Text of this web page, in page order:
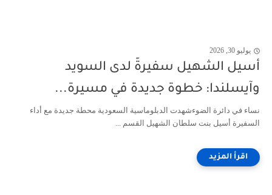
يوليو 30, 2026
أسيل الشهيل سفيرةً لدى السويد
وآيسلندا: خطوة جديدة في مسيرة...
نساء في دائرة الضوءشهدت الدبلوماسية السعودية محطة جديدة مع أداء
السفيرة أسيل بنت سلطان الشهيل القسم ...